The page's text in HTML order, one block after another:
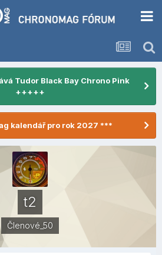
Tudor Black Bay Chrono Pink
+++++
kalendář pro rok 2027 ***
t2
Členové_50